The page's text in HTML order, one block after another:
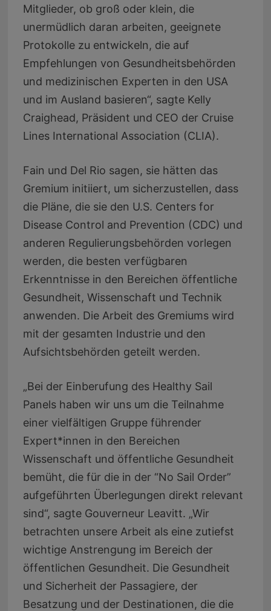
Mitglieder, ob groß oder klein, die
unermüdlich daran arbeiten, geeignete
Protokolle zu entwickeln, die auf
Empfehlungen von Gesundheitsbehörden
und medizinischen Experten in den USA
und im Ausland basieren“, sagte Kelly
Craighead, Präsident und CEO der Cruise
Lines International Association (CLIA).
Fain und Del Rio sagen, sie hätten das
Gremium initiiert, um sicherzustellen, dass
die Pläne, die sie den U.S. Centers for
Disease Control and Prevention (CDC) und
anderen Regulierungsbehörden vorlegen
werden, die besten verfügbaren
Erkenntnisse in den Bereichen öffentliche
Gesundheit, Wissenschaft und Technik
anwenden. Die Arbeit des Gremiums wird
mit der gesamten Industrie und den
Aufsichtsbehörden geteilt werden.
„Bei der Einberufung des Healthy Sail
Panels haben wir uns um die Teilnahme
einer vielfältigen Gruppe führender
Expert*innen in den Bereichen
Wissenschaft und öffentliche Gesundheit
bemüht, die für die in der “No Sail Order”
aufgeführten Überlegungen direkt relevant
sind“, sagte Gouverneur Leavitt. „Wir
betrachten unsere Arbeit als eine zutiefst
wichtige Anstrengung im Bereich der
öffentlichen Gesundheit. Die Gesundheit
und Sicherheit der Passagiere, der
Besatzung und der Destinationen, die die